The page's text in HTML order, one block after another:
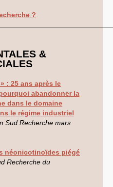
?
&
» : 25 ans après le
abandonner la
dans le domaine
le régime industriel
Sud Recherche mars
néonicotinoïdes piégé
Recherche du